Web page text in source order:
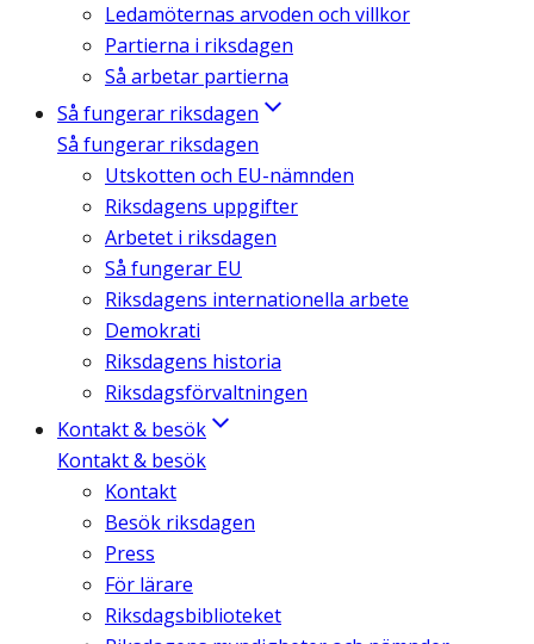
Ledamöternas arvoden och villkor
Partierna i riksdagen
Så arbetar partierna
Så fungerar riksdagen
Så fungerar riksdagen
Utskotten och EU-nämnden
Riksdagens uppgifter
Arbetet i riksdagen
Så fungerar EU
Riksdagens internationella arbete
Demokrati
Riksdagens historia
Riksdagsförvaltningen
Kontakt & besök
Kontakt & besök
Kontakt
Besök riksdagen
Press
För lärare
Riksdagsbiblioteket